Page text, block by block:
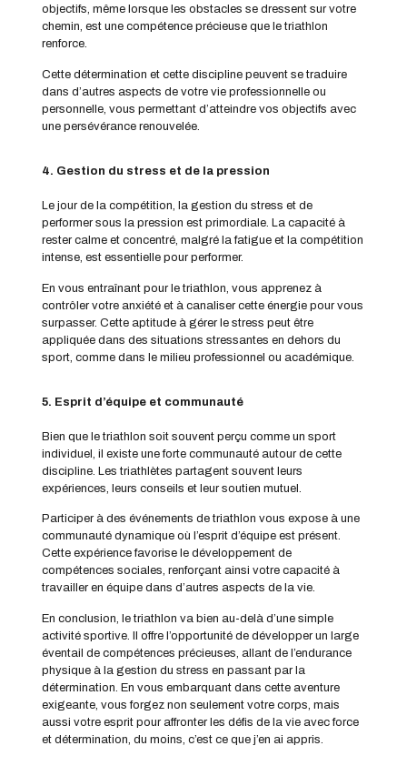
objectifs, même lorsque les obstacles se dressent sur votre
chemin, est une compétence précieuse que le triathlon
renforce.
Cette détermination et cette discipline peuvent se traduire
dans d’autres aspects de votre vie professionnelle ou
personnelle, vous permettant d’atteindre vos objectifs avec
une persévérance renouvelée.
4. Gestion du stress et de la pression
Le jour de la compétition, la gestion du stress et de
performer sous la pression est primordiale. La capacité à
rester calme et concentré, malgré la fatigue et la compétition
intense, est essentielle pour performer.
En vous entraînant pour le triathlon, vous apprenez à
contrôler votre anxiété et à canaliser cette énergie pour vous
surpasser. Cette aptitude à gérer le stress peut être
appliquée dans des situations stressantes en dehors du
sport, comme dans le milieu professionnel ou académique.
5. Esprit d’équipe et communauté
Bien que le triathlon soit souvent perçu comme un sport
individuel, il existe une forte communauté autour de cette
discipline. Les triathlètes partagent souvent leurs
expériences, leurs conseils et leur soutien mutuel.
Participer à des événements de triathlon vous expose à une
communauté dynamique où l’esprit d’équipe est présent.
Cette expérience favorise le développement de
compétences sociales, renforçant ainsi votre capacité à
travailler en équipe dans d’autres aspects de la vie.
En conclusion, le triathlon va bien au-delà d’une simple
activité sportive. Il offre l’opportunité de développer un large
éventail de compétences précieuses, allant de l’endurance
physique à la gestion du stress en passant par la
détermination. En vous embarquant dans cette aventure
exigeante, vous forgez non seulement votre corps, mais
aussi votre esprit pour affronter les défis de la vie avec force
et détermination, du moins, c’est ce que j’en ai appris.